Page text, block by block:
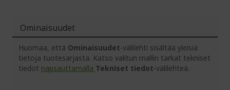
Ominaisuudet
Huomaa, että Ominaisuudet-välilehti sisältää yleisiä
tietoja tuotesarjasta. Katso valitun mallin tarkat tekniset
tiedot napsauttamalla Tekniset tiedot-välilehteä.